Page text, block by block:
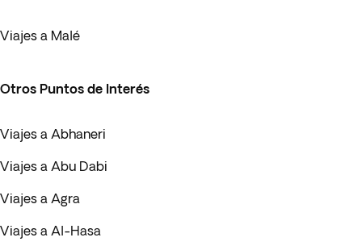
Viajes a Malé
Otros Puntos de Interés
Viajes a Abhaneri
Viajes a Abu Dabi
Viajes a Agra
Viajes a Al-Hasa